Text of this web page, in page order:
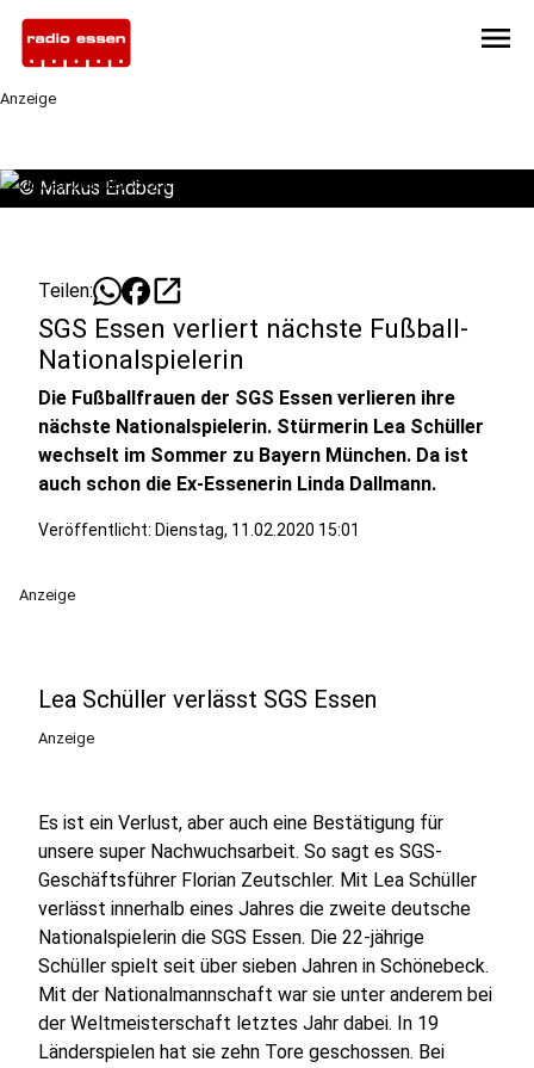
menu
Anzeige
© Markus Endberg
Teilen: open_in_new
SGS Essen verliert nächste Fußball-
Nationalspielerin
Die Fußballfrauen der SGS Essen verlieren ihre
nächste Nationalspielerin. Stürmerin Lea Schüller
wechselt im Sommer zu Bayern München. Da ist
auch schon die Ex-Essenerin Linda Dallmann.
Veröffentlicht: Dienstag, 11.02.2020 15:01
Anzeige
Lea Schüller verlässt SGS Essen
Anzeige
Es ist ein Verlust, aber auch eine Bestätigung für
unsere super Nachwuchsarbeit. So sagt es SGS-
Geschäftsführer Florian Zeutschler. Mit Lea Schüller
verlässt innerhalb eines Jahres die zweite deutsche
Nationalspielerin die SGS Essen. Die 22-jährige
Schüller spielt seit über sieben Jahren in Schönebeck.
Mit der Nationalmannschaft war sie unter anderem bei
der Weltmeisterschaft letztes Jahr dabei. In 19
Länderspielen hat sie zehn Tore geschossen. Bei